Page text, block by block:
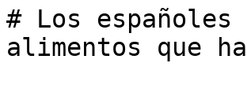
# Los españoles
alimentos que